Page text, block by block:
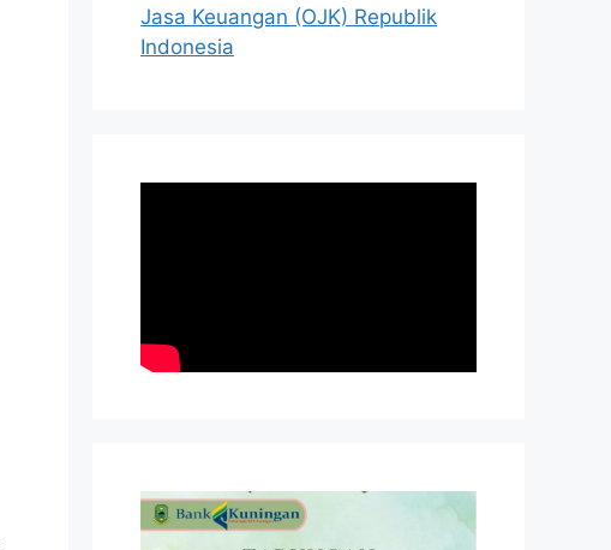
Jasa Keuangan (OJK) Republik
Indonesia